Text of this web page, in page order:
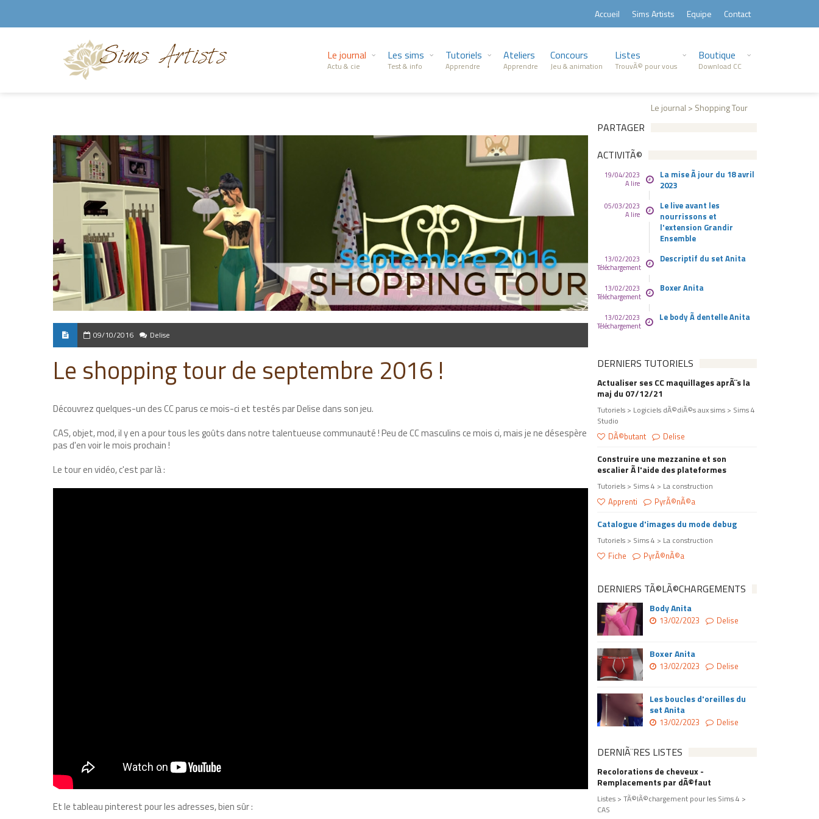
Accueil Sims Artists Equipe Contact
Le journal
Actu & cie
Les sims
Test & info
Tutoriels
Apprendre
Ateliers
Apprendre
Concours
Jeu & animation
Listes
TrouvÃ© pour vous
Boutique
Download CC
Le journal > Shopping Tour
09/10/2016 Delise
Le shopping tour de septembre 2016 !
Découvrez quelques-un des CC parus ce mois-ci et testés par Delise dans son jeu.
CAS, objet, mod, il y en a pour tous les goûts dans notre talentueuse communauté ! Peu de CC masculins ce mois ci, mais je ne désespère
pas d'en voir le mois prochain !
Le tour en vidéo, c'est par là :
Et le tableau pinterest pour les adresses, bien sûr :
PARTAGER
ACTIVITÃ©
19/04/2023
A lire
La mise Ã jour du 18 avril
2023
05/03/2023
A lire
Le live avant les
nourrissons et
l'extension Grandir
Ensemble
13/02/2023
Téléchargement
Descriptif du set Anita
13/02/2023
Téléchargement
Boxer Anita
13/02/2023
Téléchargement
Le body Ã dentelle Anita
DERNIERS TUTORIELS
Actualiser ses CC maquillages aprÃ¨s la
maj du 07/12/21
Tutoriels > Logiciels dÃ©diÃ©s aux sims > Sims 4
Studio
DÃ©butant Delise
Construire une mezzanine et son
escalier Ã l'aide des plateformes
Tutoriels > Sims 4 > La construction
Apprenti PyrÃ©nÃ©a
Catalogue d'images du mode debug
Tutoriels > Sims 4 > La construction
Fiche PyrÃ©nÃ©a
DERNIERS TÃ©LÃ©CHARGEMENTS
Body Anita
13/02/2023 Delise
Boxer Anita
13/02/2023 Delise
Les boucles d'oreilles du
set Anita
13/02/2023 Delise
DERNIÃ¨RES LISTES
Recolorations de cheveux -
Remplacements par dÃ©faut
Listes > TÃ©lÃ©chargement pour les Sims 4 >
CAS